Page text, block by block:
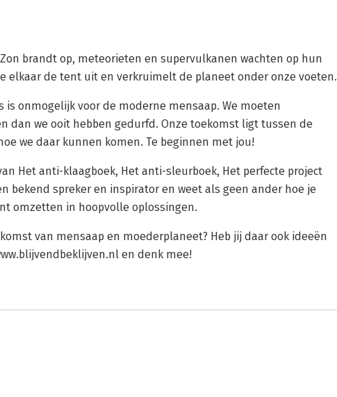
brandt op, meteorieten en supervulkanen wachten op hun
elkaar de tent uit en verkruimelt de planeet onder onze voeten.
is onmogelijk voor de moderne mensaap. We moeten
dan we ooit hebben gedurfd. Onze toekomst ligt tussen de
we daar kunnen komen. Te beginnen met jou!
Het anti-klaagboek, Het anti-sleurboek, Het perfecte project
bekend spreker en inspirator en weet als geen ander hoe je
omzetten in hoopvolle oplossingen.
van mensaap en moederplaneet? Heb jij daar ook ideeën
en denk mee!